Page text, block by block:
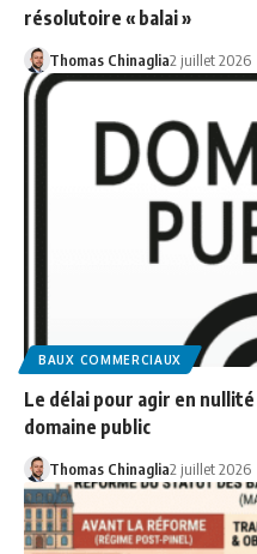
résolutoire « balai »
Thomas Chinaglia2 juillet 2026
BAUX COMMERCIAUX
Le délai pour agir en
domaine public
Thomas Chinaglia2 juillet 2026